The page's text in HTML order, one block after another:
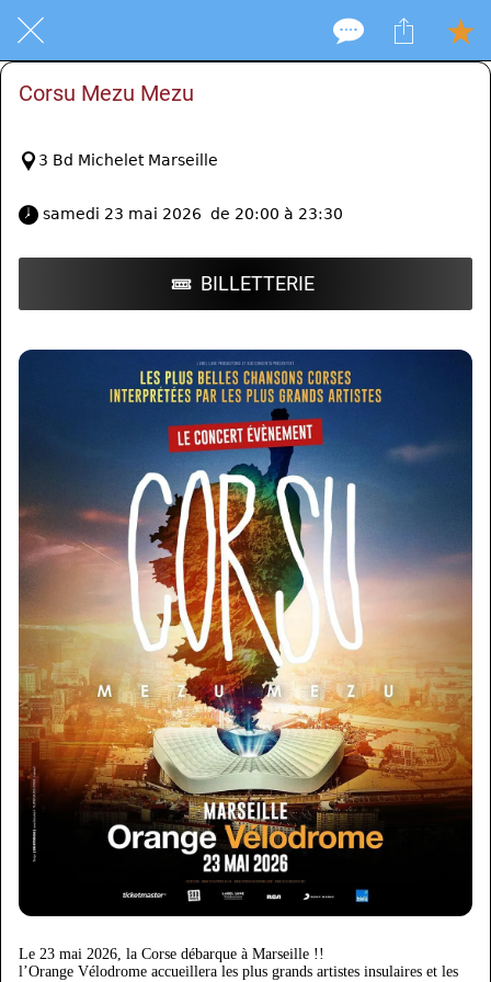
Corsu Mezu Mezu
3 Bd Michelet Marseille
samedi 23 mai 2026  de 20:00 à 23:30
BILLETTERIE
Le 23 mai 2026, la Corse débarque à Marseille !!
l’Orange Vélodrome accueillera les plus grands artistes insulaires et les